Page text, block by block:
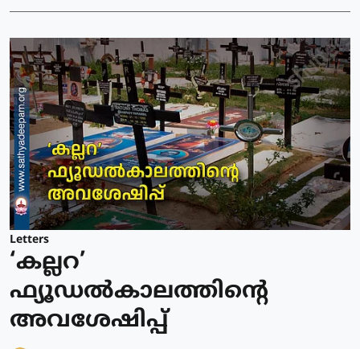
Letters
‘കല്ലറ’
ഫ്യൂഡൽകാലത്തിന്റെ
അവശേഷിപ്പ്